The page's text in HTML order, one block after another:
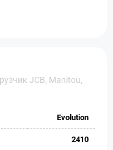
JCB, Manitou,
Evolution
2410